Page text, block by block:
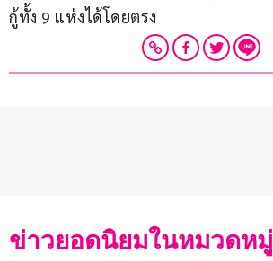
กู้ทั้ง 9 แห่งได้โดยตรง
ข่าวยอดนิยมในหมวดหมู่